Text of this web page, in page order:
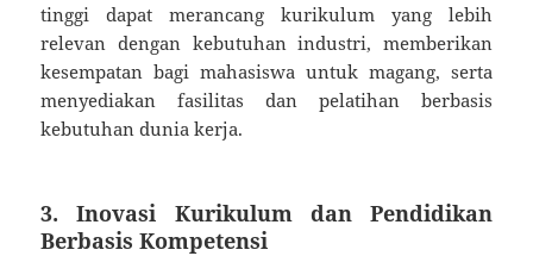
tinggi dapat merancang kurikulum yang lebih
relevan dengan kebutuhan industri, memberikan
kesempatan bagi mahasiswa untuk magang, serta
menyediakan fasilitas dan pelatihan berbasis
kebutuhan dunia kerja.
3. Inovasi Kurikulum dan Pendidikan
Berbasis Kompetensi